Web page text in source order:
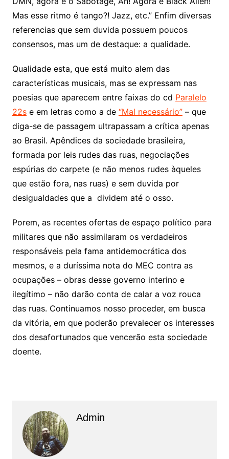
Mas esse ritmo é tango?! Jazz, etc.” Enfim diversas
referencias que sem duvida possuem poucos
consensos, mas um de destaque: a qualidade.
Qualidade esta, que está muito alem das
características musicais, mas se expressam nas
poesias que aparecem entre faixas do cd Paralelo
22se em letras como a de “Mal necessário”– que
diga-se de passagem ultrapassam a crítica apenas
ao Brasil. Apêndices da sociedade brasileira,
formada por leis rudes das ruas, negociações
espúrias do carpete (e não menos rudes àqueles
que estão fora, nas ruas) e sem duvida por
desigualdades que a dividem até o osso.
Porem, as recentes ofertas de espaço político para
militares que não assimilaram os verdadeiros
responsáveis pela fama antidemocrática dos
mesmos, e a duríssima nota do MEC contra as
ocupações – obras desse governo interino e
ilegítimo – não darão conta de calar a voz rouca
das ruas. Continuamos nosso proceder, em busca
da vitória, em que poderão prevalecer os interesses
dos desafortunados que vencerão esta sociedade
doente.
Admin